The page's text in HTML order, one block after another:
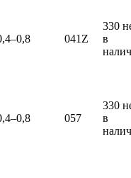
041Z
330
в
057
330
в